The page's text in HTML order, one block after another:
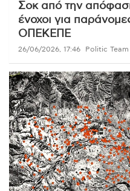
Σοκ από την
ένοχοι για
ΟΠΕΚΕΠΕ
26/06/2026, 17:46 Politic Team